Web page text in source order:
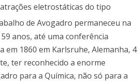
eletrostáticas do tipo
de Avogadro permaneceu na
anos, até uma conferência
em 1860 em Karlsruhe, Alemanha, 4
ter reconhecido a enorme
para a Química, não só para a